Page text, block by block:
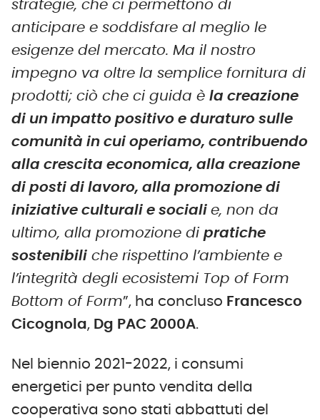
strategie, che ci permettono di
anticipare e soddisfare al meglio le
esigenze del mercato. Ma il nostro
impegno va oltre la semplice fornitura di
prodotti; ciò che ci guida è la creazione
di un impatto positivo e duraturo sulle
comunità in cui operiamo, contribuendo
alla crescita economica, alla creazione
di posti di lavoro, alla promozione di
iniziative culturali e sociali e, non da
ultimo, alla promozione di pratiche
sostenibili che rispettino l’ambiente e
l’integrità degli ecosistemi Top of Form
Bottom of Form”, ha concluso Francesco
Cicognola, Dg PAC 2000A.
Nel biennio 2021-2022, i consumi
energetici per punto vendita della
cooperativa sono stati abbattuti del